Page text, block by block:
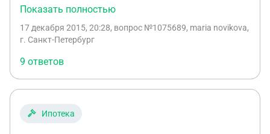
страхование. Предъявила его в банк, но он вернул
сведениям егрюл наш должник теперь АО интач
обратиться? Что собственно делать с этим
листом? Есть ли разъяснения ЦБ касательно
этого?
Показать полностью
17 декабря 2015, 20:28, вопрос №1075689, maria novikova,
г. Санкт-Петербург
9 ответов
Ипотека